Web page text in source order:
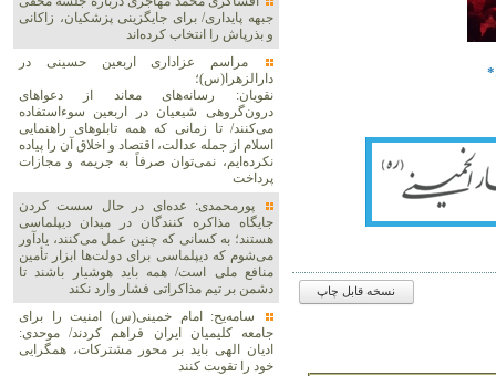
نسخه قابل چاپ
جبهه پایداری/ برای جایگزینی پزشکیان، زاکانی
و بذرپاش را انتخاب کرده‌اند
مراسم عزاداری اربعین حسینی در
دارالزهرا(س)؛
نقویان: رسانه‌های معاند از دعواهای
درون‌گروهی شیعیان در اربعین سوءاستفاده
می‌کنند/ تا زمانی که همه تابلوهای راهنمایی
اسلام از جمله عدالت، اقتصاد و اخلاق آن را پیاده
نکرده‌ایم، نمی‌توان صرفاً به جریمه و مجازات
پرداخت
پورمحمدی: عده‌ای در حال سست کردن
جایگاه مذاکره کنندگان در میدان دیپلماسی
هستند؛ به کسانی که چنین عمل می‌کنند، یادآور
می‌شوم که دیپلماسی برای دولت‌ها ابزار تأمین
منافع ملی است/ همه باید هوشیار باشند تا
دشمن بر تیم مذاکراتی فشار وارد نکند
سامه‌یح: امام خمینی(س) امنیت را برای
جامعه کلیمیان ایران فراهم کردند/ موحدی:
ادیان الهی باید بر محور مشترکات، همگرایی
خود را تقویت کنند